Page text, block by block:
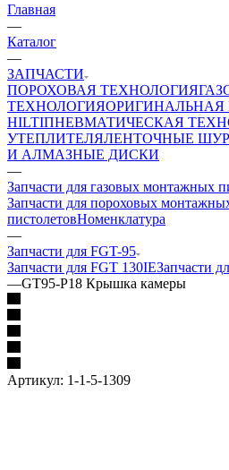
Главная
—
Каталог
—
ЗАПЧАСТИ
ПОРОХОВАЯ ТЕХНОЛОГИЯ
ТЕХНОЛОГИЯОРИГИНАЛЬНАЯ
HILTIПНЕВМАТИЧЕСКАЯ
УТЕПЛИТЕЛЯЛЕНТОЧНЫЕ
И АЛМАЗНЫЕ ДИСКИ
—
Запчасти для газовых монтажных
Запчасти для пороховых
пистолетовНоменклатура
—
Запчасти для FGT-95
Запчасти для FGT 130IEЗапчасти
—GT95-P18 Крышка камеры
Артикул: 1-1-5-1309